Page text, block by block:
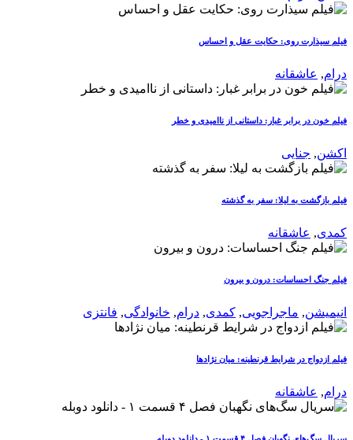
فیلم سیذارت روی: حکایت عقل و احساس
درام, عاشقانه
فیلم خون در برابر غبار: داستانی از ناامیدی و خطر
اکشن, جنایی
فیلم بازگشت به لیلا: سفر به گذشته
کمدی, عاشقانه
فیلم جنگ احساسات: درون و بیرون
انیمیشن, ماجراجویی, کمدی, درام, خانوادگی, فانتزی
فیلم ازدواج در شرایط قرنطینه: میان نژادها
درام, عاشقانه